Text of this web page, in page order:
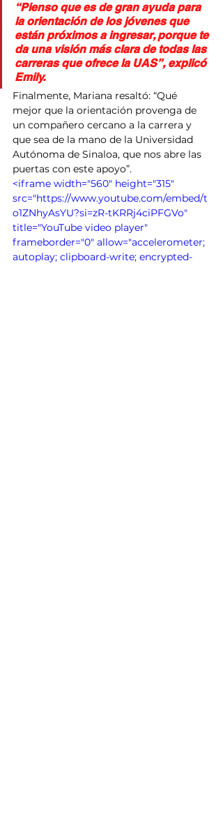
“Pienso que es de gran ayuda para
la orientación de los jóvenes que
están próximos a ingresar, porque te
da una visión más clara de todas las
carreras que ofrece la UAS”, explicó
Emily.
Finalmente, Mariana resaltó: “Qué
mejor que la orientación provenga de
un compañero cercano a la carrera y
que sea de la mano de la Universidad
Autónoma de Sinaloa, que nos abre las
puertas con este apoyo”.
<iframe width="560" height="315"
src="https://www.youtube.com/embed/t
o1ZNhyAsYU?si=zR-tKRRj4ciPFGVo"
title="YouTube video player"
frameborder="0" allow="accelerometer;
autoplay; clipboard-write; encrypted-